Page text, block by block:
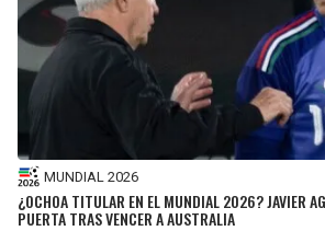
MUNDIAL 2026
¿OCHOA TITULAR EN EL MUNDIAL 2026? JAVIER
PUERTA TRAS VENCER A AUSTRALIA